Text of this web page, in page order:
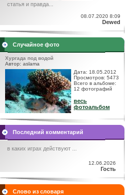
статья и правда...
08.07.2020 8:09
Dewed
Случайное фото
Хургада под водой
Автор: aslama
Дата: 18.05.2012
Просмотров: 5473
Всего в альбоме:
12 фотографий
весь
фотоальбом
Последний комментарий
в каких играх действуют ...
12.06.2026
Гость
Слово из словаря